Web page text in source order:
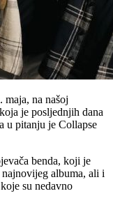
na našoj
je posljednjih dana
u pitanju je Collapse
benda, koji je
albuma, ali i
su nedavno